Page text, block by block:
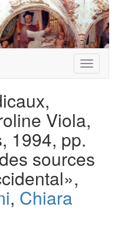
Toggle
Viola,
1994, pp.
sources
, Chiara